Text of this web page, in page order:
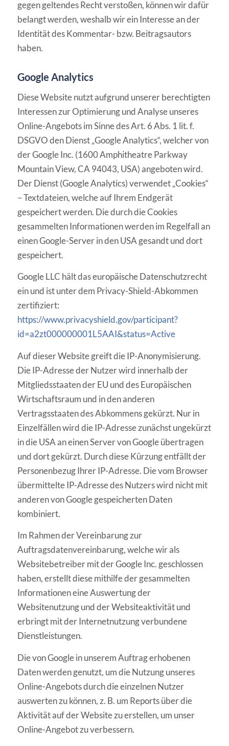
gegen geltendes Recht verstoßen, können wir dafür
belangt werden, weshalb wir ein Interesse an der
Identität des Kommentar- bzw. Beitragsautors
haben.
Google Analytics
Diese Website nutzt aufgrund unserer berechtigten
Interessen zur Optimierung und Analyse unseres
Online-Angebots im Sinne des Art. 6 Abs. 1 lit. f.
DSGVO den Dienst „Google Analytics“, welcher von
der Google Inc. (1600 Amphitheatre Parkway
Mountain View, CA 94043, USA) angeboten wird.
Der Dienst (Google Analytics) verwendet „Cookies“
– Textdateien, welche auf Ihrem Endgerät
gespeichert werden. Die durch die Cookies
gesammelten Informationen werden im Regelfall an
einen Google-Server in den USA gesandt und dort
gespeichert.
Google LLC hält das europäische Datenschutzrecht
ein und ist unter dem Privacy-Shield-Abkommen
zertifiziert:
https://www.privacyshield.gov/participant?
id=a2zt000000001L5AAI&status=Active
Auf dieser Website greift die IP-Anonymisierung.
Die IP-Adresse der Nutzer wird innerhalb der
Mitgliedsstaaten der EU und des Europäischen
Wirtschaftsraum und in den anderen
Vertragsstaaten des Abkommens gekürzt. Nur in
Einzelfällen wird die IP-Adresse zunächst ungekürzt
in die USA an einen Server von Google übertragen
und dort gekürzt. Durch diese Kürzung entfällt der
Personenbezug Ihrer IP-Adresse. Die vom Browser
übermittelte IP-Adresse des Nutzers wird nicht mit
anderen von Google gespeicherten Daten
kombiniert.
Im Rahmen der Vereinbarung zur
Auftragsdatenvereinbarung, welche wir als
Websitebetreiber mit der Google Inc. geschlossen
haben, erstellt diese mithilfe der gesammelten
Informationen eine Auswertung der
Websitenutzung und der Websiteaktivität und
erbringt mit der Internetnutzung verbundene
Dienstleistungen.
Die von Google in unserem Auftrag erhobenen
Daten werden genutzt, um die Nutzung unseres
Online-Angebots durch die einzelnen Nutzer
auswerten zu können, z. B. um Reports über die
Aktivität auf der Website zu erstellen, um unser
Online-Angebot zu verbessern.